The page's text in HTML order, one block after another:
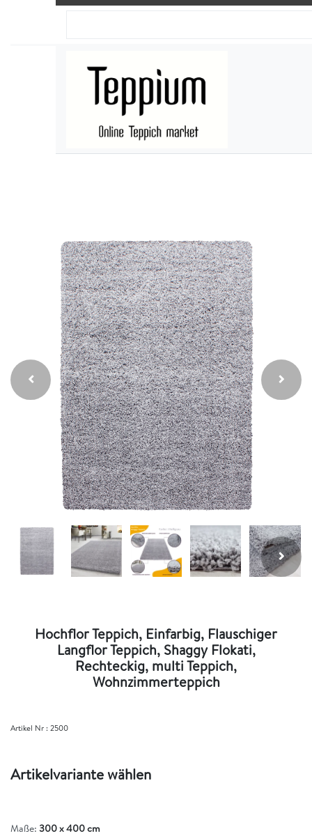
Hochflor Teppich, Einfarbig, Flauschiger
Langflor Teppich, Shaggy Flokati,
Rechteckig, multi Teppich,
Wohnzimmerteppich
Artikel Nr :2500
Artikelvariante wählen
Maße: 300 x 400 cm